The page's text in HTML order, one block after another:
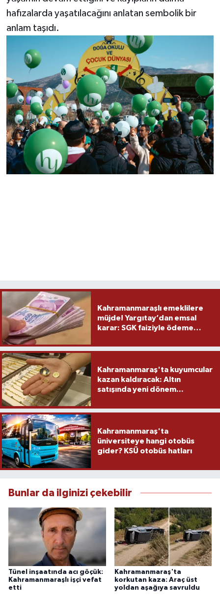
hafızalarda yaşatılacağını anlatan sembolik bir
anlam taşıdı.
Kahramanmaraşlı emeklilere
müjde! Yargıtay’dan emsal
karar: SGK faiziyle ödeme
Kahramanmaraş'ta kuyumcular
kazan kaldıracak: Altın
satışında yeni dönem...
Kahramanmaraş'ta
üniversiteye hangi otobüs
gider? KSÜ otobüs hatları
Bunlar da ilginizi çekebilir
Tünel inşaatında acı göçük:
Kahramanmaraşlı işçi vefat
etti
Kahramanmaraş'ta
korkutan kaza: Araç üst
yoldan aşağıya savruldu